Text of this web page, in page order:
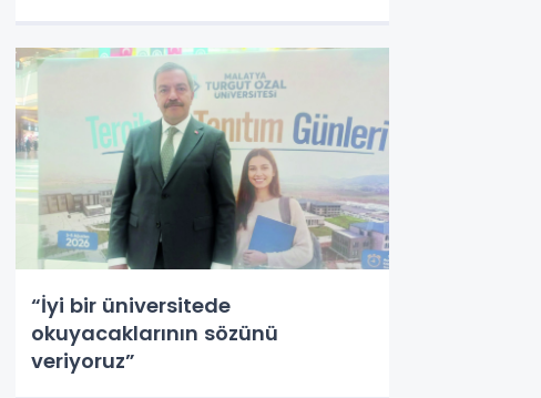
“İyi bir üniversitede
okuyacaklarının sözünü
veriyoruz”